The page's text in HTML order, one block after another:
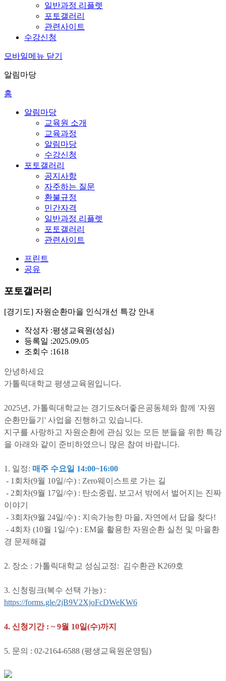
일반과정 리플렛
포토갤러리
관련사이트
수강신청
모바일메뉴 닫기
알림마당
홈
알림마당
교육원 소개
교육과정
알림마당
수강신청
포토갤러리
공지사항
자주하는 질문
환불규정
민간자격
일반과정 리플렛
포토갤러리
관련사이트
프린트
공유
포토갤러리
[경기도] 자원순환마을 인식개선 특강 안내
작성자 :평생교육원(성심)
등록일 :2025.09.05
조회수 :1618
안녕하세요
가톨릭대학교 평생교육원입니다.
2025년, 가톨릭대학교는 경기도&더좋은공동체와 함께 '자원
순환만들기' 사업을 진행하고 있습니다.
지구를 사랑하고 자원순환에 관심 있는 모든 분들을 위한 특강
을 아래와 같이 준비하였으니 많은 참여 바랍니다.
1. 일정: 매주 수요일 14:00~16:00
- 1회차(9월 10일/수) : Zero웨이스트로 가는 길
- 2회차(9월 17일/수) : 탄소중립, 보고서 밖에서 벌어지는 진짜
이야기
- 3회차(9월 24일/수) : 지속가능한 마을, 자연에서 답을 찾다!
- 4회차 (10월 1일/수) : EM을 활용한 자원순환 실천 및 마을환
경 문제해결
2. 장소 : 가톨릭대학교 성심교정: 김수환관 K269호
3. 신청링크(복수 선택 가능) :
https://forms.gle/2jB9V2XjoFcDWeKW6
4. 신청기간 : ~ 9월 10일(수)까지
5. 문의 : 02-2164-6588 (평생교육원운영팀)